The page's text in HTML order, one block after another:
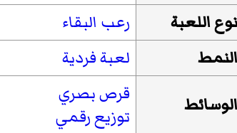
نوع اللعبة
رعب البقاء
النمط
لعبة فردية
الوسائط
قرص بصري
توزيع رقمي